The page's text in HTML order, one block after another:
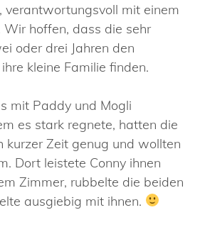
verantwortungsvoll mit einem
Wir hoffen, dass die sehr
oder drei Jahren den
kleine Familie finden.
mit Paddy und Mogli
es stark regnete, hatten die
kurzer Zeit genug und wollten
Dort leistete Conny ihnen
Zimmer, rubbelte die beiden
ausgiebig mit ihnen.